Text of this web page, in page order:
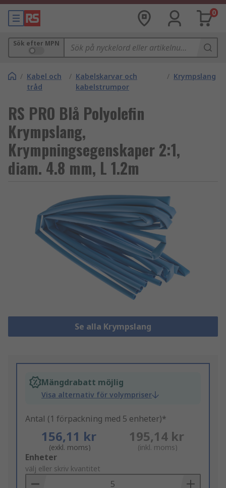
0
Sök efter MPN
/ Kabel och
tråd
/ Kabelskarvar och
kabelstrumpor
/ Krympslang
RS PRO Blå Polyolefin
Krympslang,
Krympningsegenskaper 2:1,
diam. 4.8 mm, L 1.2m
Se alla Krympslang
Mängdrabatt möjlig
Visa alternativ för volympriser
Antal (1 förpackning med 5 enheter)*
156,11 kr
(exkl. moms)
195,14 kr
(inkl. moms)
Add
to
Basket
Enheter
välj eller skriv kvantitet